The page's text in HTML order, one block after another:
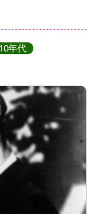
年代